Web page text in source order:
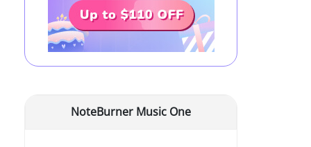
NoteBurner Music One